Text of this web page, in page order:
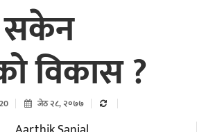
सकेन
विकास ?
जेठ २८, २०७७